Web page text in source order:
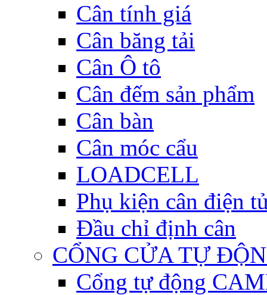
Cân tính giá
Cân băng tải
Cân Ô tô
Cân đếm sản phẩm
Cân bàn
Cân móc cẩu
LOADCELL
Phụ kiện cân điện
Đầu chỉ định cân
CỔNG CỬA TỰ
Cổng tự động